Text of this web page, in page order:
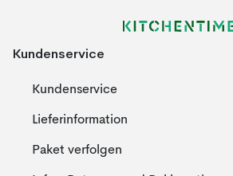
Kundenservice
Kundenservice
Lieferinformation
Paket verfolgen